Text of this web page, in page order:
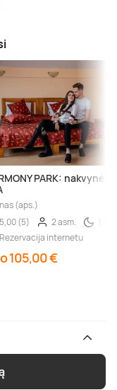
PARK: nakvynė
(aps.)
5,00 (5)
2 asm.
Rezervacija internetu
105,00 €